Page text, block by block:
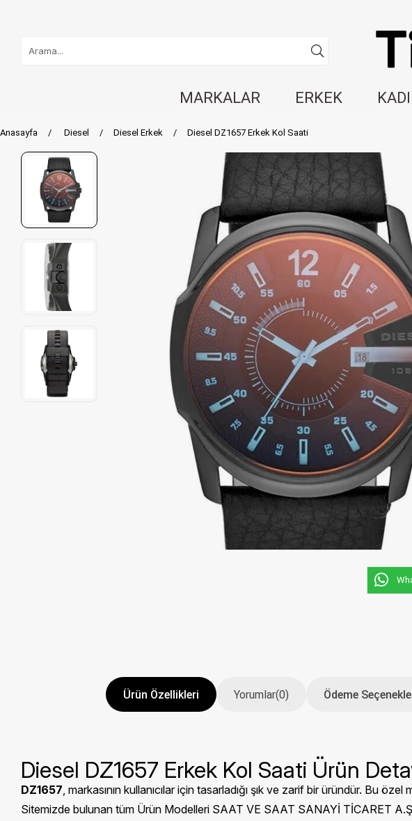
MARKALAR ERKEK
Anasayfa Diesel Diesel Erkek Diesel DZ1657 Erkek Kol Saati
Ürün Özellikleri Yorumlar(0) Ödeme
Diesel DZ1657 Erkek Kol Saati Ürün
DZ1657, markasının kullanıcılar için tasarladığı şık ve zarif bir üründür. Bu
Sitemizde bulunan tüm Ürün Modelleri SAAT VE SAAT SANAYİ TİCARET A.Ş